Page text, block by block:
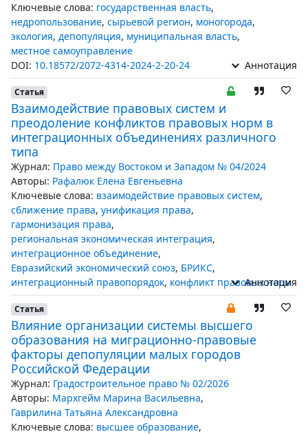
Ключевые слова: государственная власть,
недропользование, сырьевой регион, моногорода,
экология, депопуляция, муниципальная власть,
местное самоуправление
DOI: 10.18572/2072-4314-2024-2-20-24 Аннотация
Статья
Взаимодействие правовых систем и
преодоление конфликтов правовых норм в
интеграционных объединениях различного
типа
Журнал: Право между Востоком и Западом № 04/2024
Авторы: Рафалюк Елена Евгеньевна
Ключевые слова: взаимодействие правовых систем,
сближение права, унификация права,
гармонизация права,
региональная экономическая интеграция,
интеграционное объединение,
Евразийский экономический союз, БРИКС,
интеграционный правопорядок, конфликт правовых норм
Аннотация
Статья
Влияние организации системы высшего
образования на миграционно-правовые
факторы депопуляции малых городов
Российской Федерации
Журнал: Градостроительное право № 02/2026
Авторы: Мархгейм Марина Васильевна,
Гаврилина Татьяна Александровна
Ключевые слова: высшее образование,